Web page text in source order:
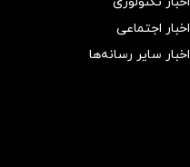
اخبار اجتماعی
اخبار سایر رسانه‌‌ها